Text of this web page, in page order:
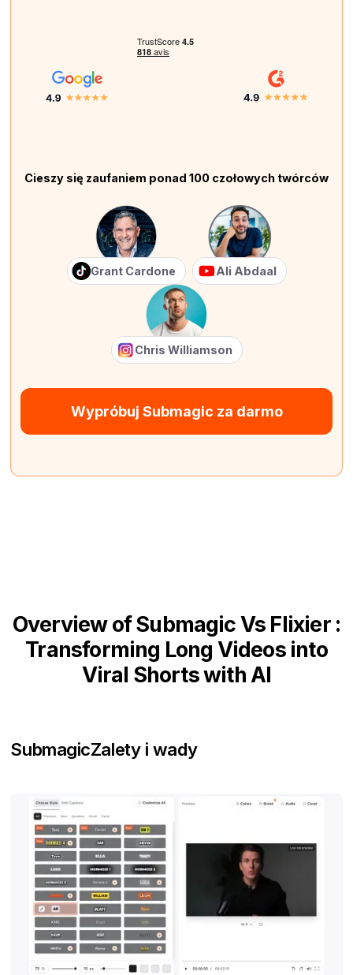
Cieszy się zaufaniem ponad 100 czołowych twórców
Grant Cardone Ali Abdaal
Chris Williamson
Wypróbuj Submagic za darmo
Overview of Submagic Vs Flixier :
Transforming Long Videos into
Viral Shorts with AI
SubmagicZalety i wady